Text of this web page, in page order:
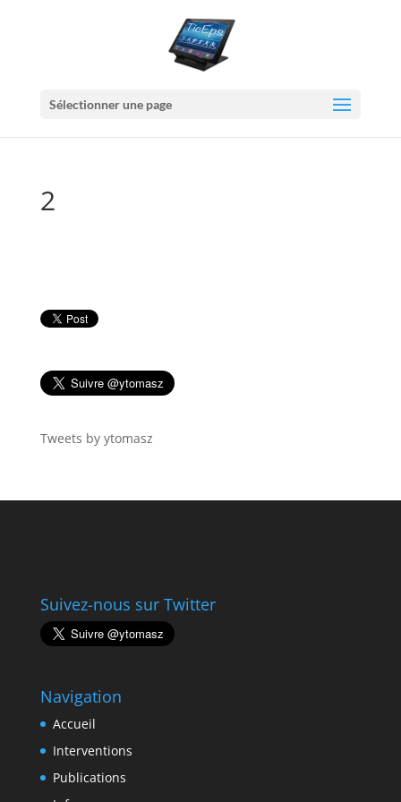
Sélectionner une page
2
Tweets by ytomasz
Suivez-nous sur Twitter
Navigation
Accueil
Interventions
Publications